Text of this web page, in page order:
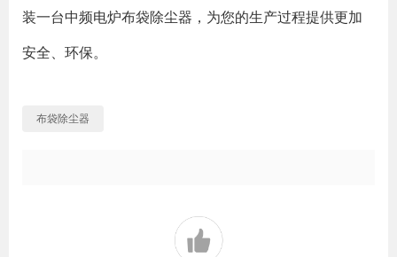
装一台中频电炉布袋除尘器，为您的生产过程提供更加
安全、环保。
布袋除尘器